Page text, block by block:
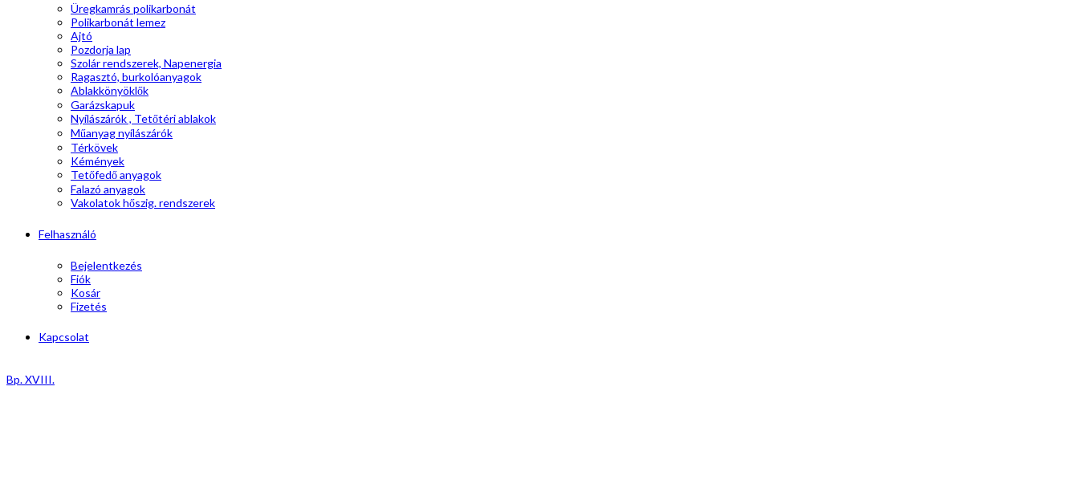
Üregkamrás polikarbonát
Polikarbonát lemez
Ajtó
Pozdorja lap
Szolár rendszerek, Napenergia
Ragasztó, burkolóanyagok
Ablakkönyöklők
Garázskapuk
Nyílászárók , Tetőtéri ablakok
Műanyag nyílászárók
Térkövek
Kémények
Tetőfedő anyagok
Falazó anyagok
Vakolatok hőszig. rendszerek
Felhasználó
Bejelentkezés
Fiók
Kosár
Fizetés
Kapcsolat
Bp. XVIII.